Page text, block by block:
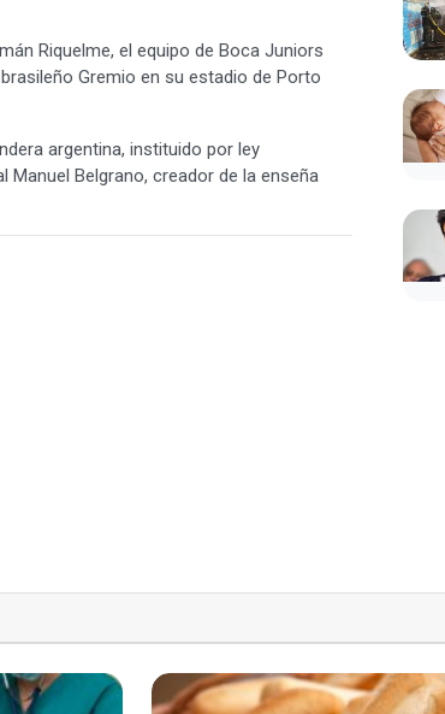
Riquelme, el equipo de Boca Juniors
Gremio en su estadio de Porto
argentina, instituido por ley
Belgrano, creador de la enseña